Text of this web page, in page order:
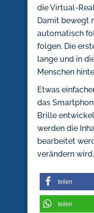
die Virtual-
Damit bewegt
automatisch
folgen. Die
lange und in
Menschen
Etwas
das
Brille
werden die
bearbeitet
verändern wird.
teilen
teilen